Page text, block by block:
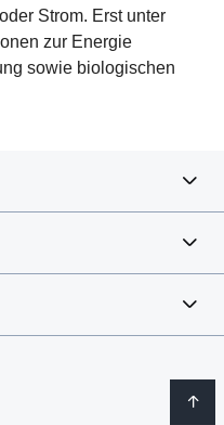
Strom. Erst unter
zur Energie
sowie biologischen